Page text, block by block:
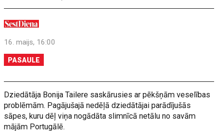
16. maijs, 16:00
PASAULE
Dziedātāja Bonija Tailere saskārusies ar pēkšņām veselības
problēmām. Pagājušajā nedēļā dziedātājai parādījušās
sāpes, kuru dēļ viņa nogādāta slimnīcā netālu no savām
mājām Portugālē.